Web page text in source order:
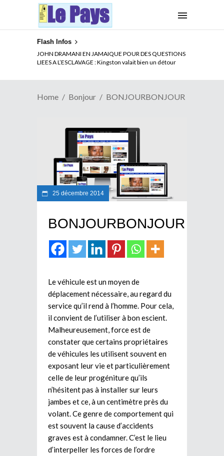
Flash Infos
JOHN DRAMANI EN JAMAIQUE POUR DES QUESTIONS
LIEES A L’ESCLAVAGE : Kingston valait bien un détour
Home Bonjour BONJOURBONJOUR
25 décembre 2014
BONJOURBONJOUR
Le véhicule est un moyen de
déplacement nécessaire, au regard du
service qu’il rend à l’homme. Pour cela,
il convient de l’utiliser à bon escient.
Malheureusement, force est de
constater que certains propriétaires
de véhicules les utilisent souvent en
exposant leur vie et particulièrement
celle de leur progéniture qu’ils
n’hésitent pas à installer sur leurs
jambes et ce, à un centimètre près du
volant. Ce genre de comportement qui
est souvent la cause d’accidents
graves est à condamner. C’est le lieu
d’interpeller les forces de l’ordre